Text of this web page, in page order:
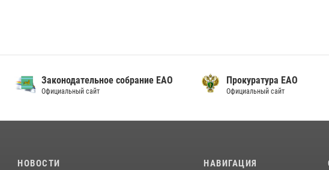
Законодательное собрание ЕАО
Официальный сайт
Прокуратура ЕАО
Официальный сайт
НОВОСТИ НАВИГАЦИЯ